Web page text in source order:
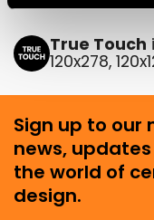
True Touch
120x278,
Sign up to our
news,
the world of
design.